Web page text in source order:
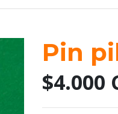
Pin
$4.000